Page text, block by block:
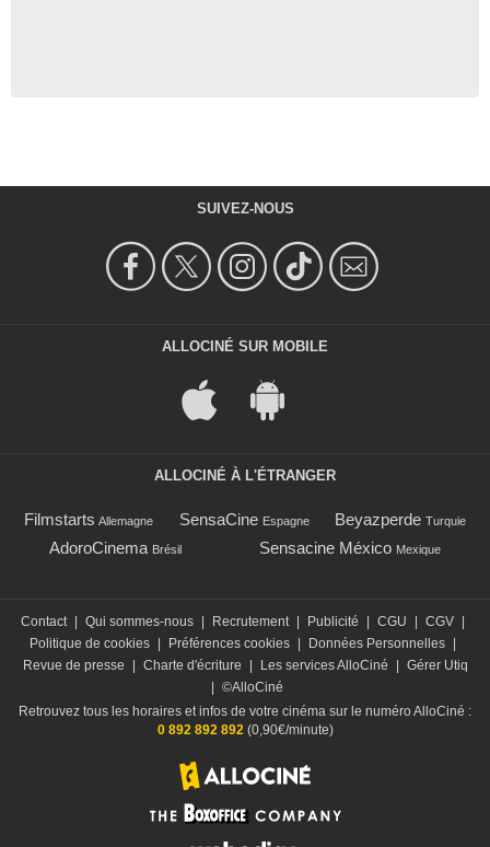
SUIVEZ-NOUS
ALLOCINÉ SUR MOBILE
ALLOCINÉ À L'ÉTRANGER
Filmstarts Allemagne SensaCine Espagne Beyazperde Turquie
AdoroCinema Brésil Sensacine México Mexique
Contact Qui sommes-nous Recrutement Publicité CGU CGV
Politique de cookies
Préférences cookies Données Personnelles
Revue de presse
Charte d'écriture Les services AlloCiné
Gérer Utiq
©AlloCiné
Retrouvez tous les horaires et infos de votre cinéma sur le numéro AlloCiné :
0 892 892 892(0,90€/minute)